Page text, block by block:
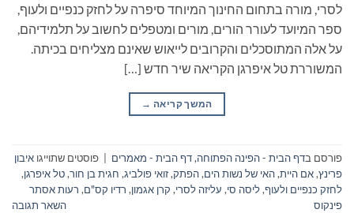
לסרי, מורה בתחום החינוך המיוחד סיפרה על לחזק כנפיים ולעוף,
ספר המיועד לעורר הורים, מורים ומטפלים לחשוב על תלמידיהם,
על אלה המתוסכלים והקרובים לייאוש שאינם מצליחים בכיתה.
המשוררת טל איפרגן הקריאה שיר חדש […]
המשך קריאה →
פורסם בדף הבית - הפינה הפתוחה,דף הבית - מאמרים פוסטים שתוייגו איבון
פרינץ,אם היית,האי של נשות הים,הפתק,זואי פולביג, חגית בן חור,טל איפרגן,
לחזק כנפיים ולעוף,ליסה סי, עליזה לסרי, קרן אגמון, רדיו קס"ם, רעות אסתר
פינקוס
השאר תגובה